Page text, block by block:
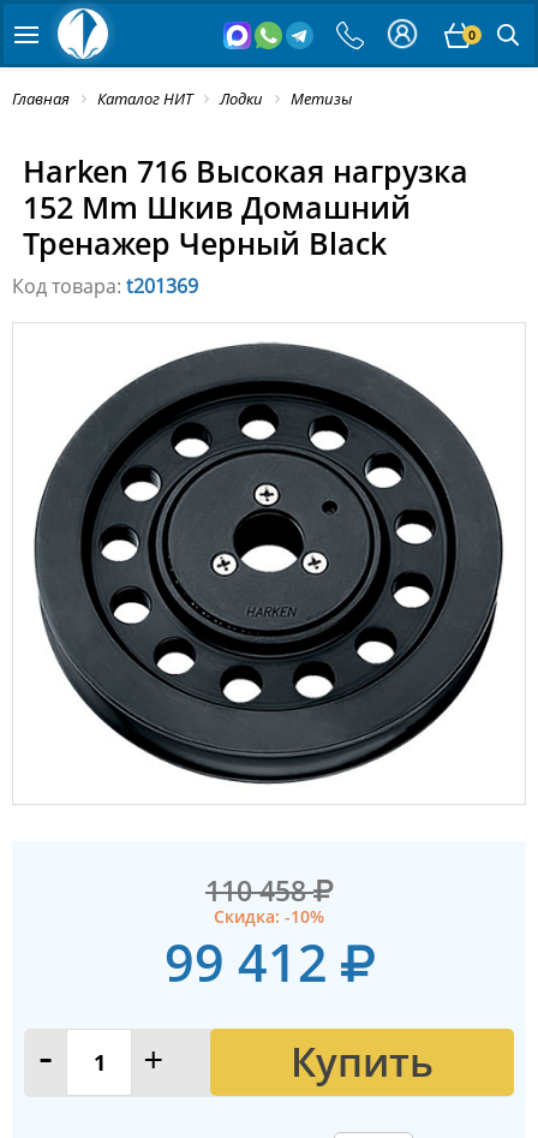
0
Главная Каталог НИТ Лодки Метизы
Harken 716 Высокая нагрузка
152 Mm Шкив Домашний
Тренажер Черный Black
Код товара: t201369
110 458
Скидка: -10%
99 412
- + Купить